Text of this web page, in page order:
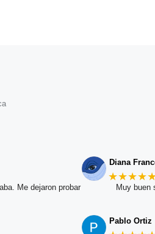
Me dejaron probar
Diana
Muy buen
Pablo Ortiz